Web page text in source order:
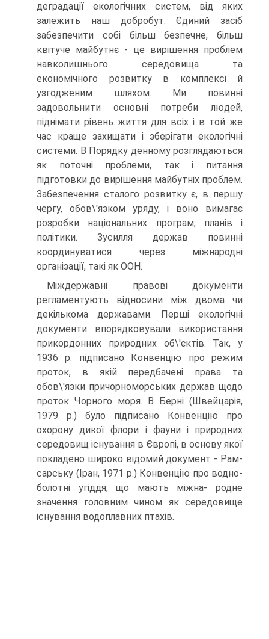
деградації екологічних систем, від яких
залежить наш добробут. Єдиний засіб
забезпечити собі більш безпечне, більш
квітуче майбутнє - це вирішення проблем
навколишнього середовища та
економічного розвитку в комплексі й
узгодженим шляхом. Ми повинні
задовольнити основні потреби людей,
піднімати рівень життя для всіх і в той же
час краще захищати і зберігати екологічні
системи. В Порядку денному розглядаються
як поточні проблеми, так і питання
підготовки до вирішення майбутніх проблем.
Забезпечення сталого розвитку є, в першу
чергу, обов\'язком уряду, і воно вимагає
розробки національних програм, планів і
політики. Зусилля держав повинні
координуватися через міжнародні
організації, такі як ООН.
Міждержавні правові документи
регламентують відносини між двома чи
декількома державами. Перші екологічні
документи впорядковували використання
прикордонних природних об\'єктів. Так, у
1936 р. підписано Конвенцію про режим
проток, в якій передбачені права та
обов\'язки причорноморських держав щодо
проток Чорного моря. В Берні (Швейцарія,
1979 р.) було підписано Конвенцію про
охорону дикої флори і фауни і природних
середовищ існування в Європі, в основу якої
покладено широко відомий документ - Рам-
сарську (Іран, 1971 р.) Конвенцію про водно-
болотні угіддя, що мають міжна- родне
значення головним чином як середовище
існування водоплавних птахів.